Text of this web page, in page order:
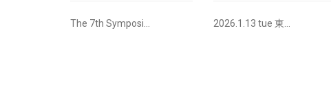
The 7th Symposi... 2026.1.13 tue 東...